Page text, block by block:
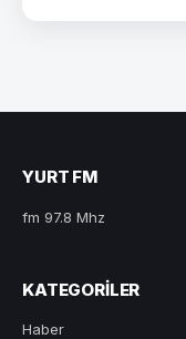
YURT FM
fm 97.8 Mhz
KATEGORILER
Haber